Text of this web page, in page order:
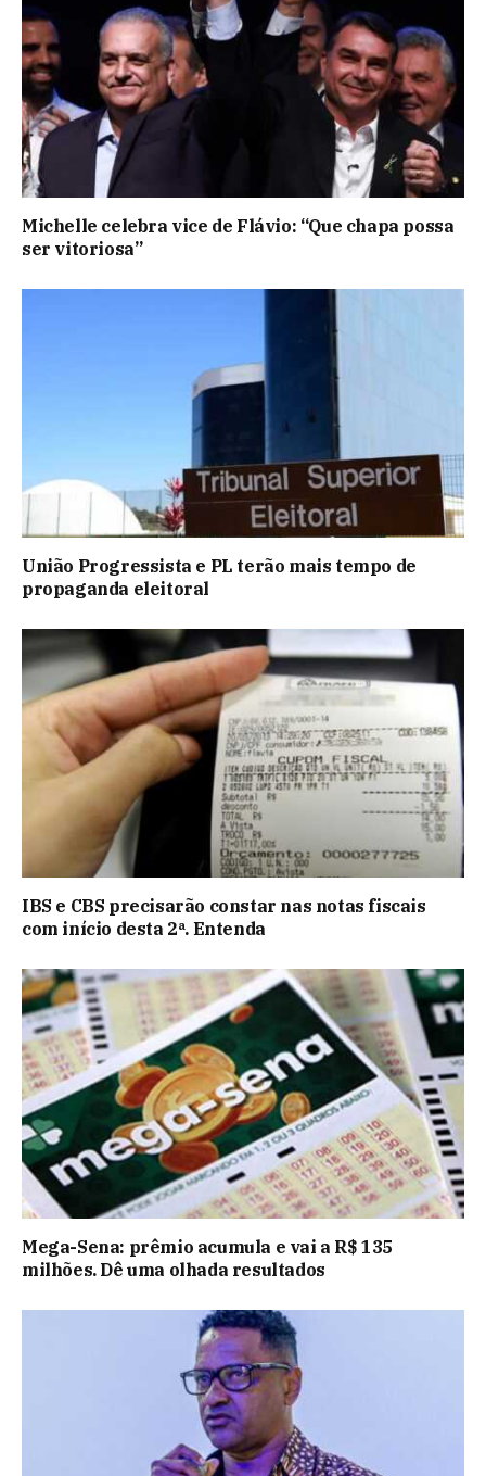
Michelle celebra vice de Flávio: “Que chapa possa
ser vitoriosa”
União Progressista e PL terão mais tempo de
propaganda eleitoral
IBS e CBS precisarão constar nas notas fiscais
com início desta 2ª. Entenda
Mega-Sena: prêmio acumula e vai a R$ 135
milhões. Dê uma olhada resultados